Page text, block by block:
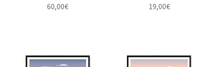
60,00€ 19,00€